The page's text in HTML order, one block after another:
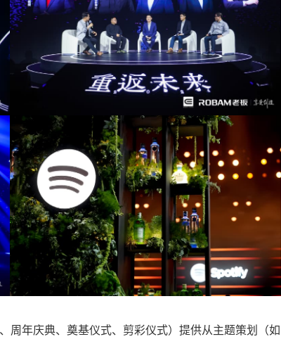
周年庆典、奠基仪式、剪彩仪式）提供从主题策划（如